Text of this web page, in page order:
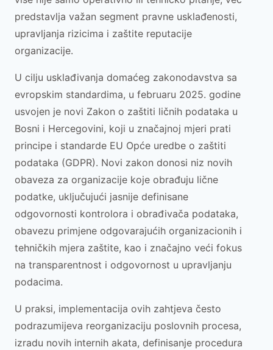
predstavlja važan segment pravne usklađenosti,
upravljanja rizicima i zaštite reputacije
organizacije.
U cilju usklađivanja domaćeg zakonodavstva sa
evropskim standardima, u februaru 2025. godine
usvojen je novi Zakon o zaštiti ličnih podataka u
Bosni i Hercegovini, koji u značajnoj mjeri prati
principe i standarde EU Opće uredbe o zaštiti
podataka (GDPR). Novi zakon donosi niz novih
obaveza za organizacije koje obrađuju lične
podatke, uključujući jasnije definisane
odgovornosti kontrolora i obrađivača podataka,
obavezu primjene odgovarajućih organizacionih i
tehničkih mjera zaštite, kao i značajno veći fokus
na transparentnost i odgovornost u upravljanju
podacima.
U praksi, implementacija ovih zahtjeva često
podrazumijeva reorganizaciju poslovnih procesa,
izradu novih internih akata, definisanje procedura